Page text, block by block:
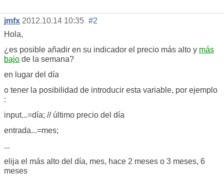
jmfx 2012.10.14 10:35 #2
Hola,
¿es posible añadir en su indicador el precio más alto y más
bajo de la semana?
en lugar del día
o tener la posibilidad de introducir esta variable, por ejemplo
:
input...=día; // último precio del día
entrada...=mes;
...
elija el más alto del día, mes, hace 2 meses o 3 meses, 6
meses